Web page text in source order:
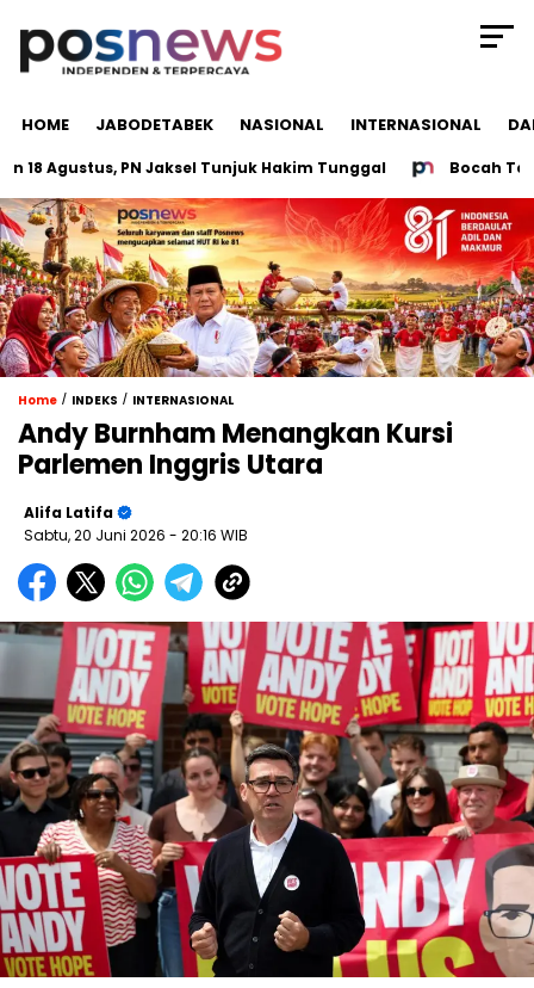
HOME JABODETABEK NASIONAL INTERNASIONAL
PN Jaksel Tunjuk Hakim Tunggal Bocah Tewas
Home / INDEKS / INTERNASIONAL
Andy Burnham Menangkan Kursi
Parlemen Inggris Utara
Alifa Latifa
Sabtu, 20 Juni 2026 - 20:16 WIB